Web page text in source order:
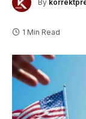
By
1 Min Read